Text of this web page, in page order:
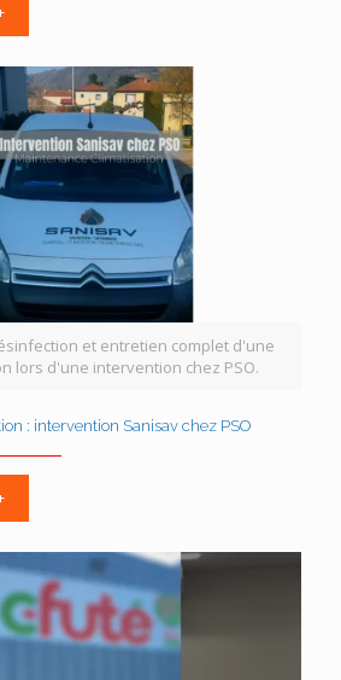
et entretien complet d'une
lors d'une intervention chez PSO.
: intervention Sanisav chez PSO